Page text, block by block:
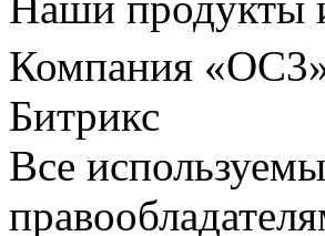
Компания
Битрикс
Все